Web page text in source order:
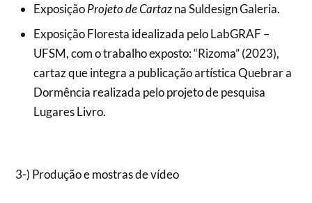
ExposiçãoProjeto de Cartazna Suldesign Galeria.
Exposição Floresta idealizada pelo LabGRAF –
UFSM, com o trabalho exposto: “Rizoma” (2023),
cartaz que integra a publicação artística Quebrar a
Dormência realizada pelo projeto de pesquisa
Lugares Livro.
3-) Produção e mostras de vídeo